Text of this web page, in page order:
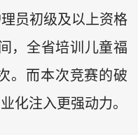
员初级及以上资格
，全省培训儿童福
。而本次竞赛的破
化注入更强动力。